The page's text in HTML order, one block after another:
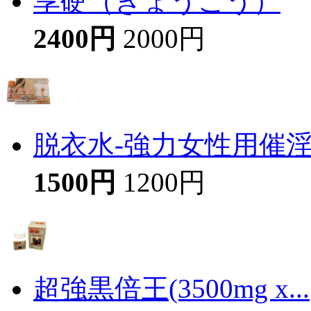
2400円 2000円
脱衣水-強力女性用催
1500円 1200円
超強黒倍王(3500mg x...